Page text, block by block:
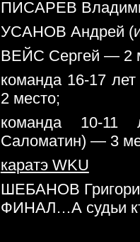
ПИСАРЕВ
УСАНОВ Андрей
ВЕЙС Сергей — 2
команда 16-17
2 место;
команда 10-11
Саломатин) — 3
каратэ WKU
ШЕБАНОВ
ФИНАЛ…А судьи